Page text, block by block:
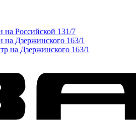
на Российской 131/7
на Дзержинского 163/1
на Дзержинского 163/1